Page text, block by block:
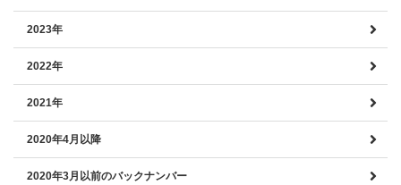
2023年
2022年
2021年
2020年4月以降
2020年3月以前のバックナンバー